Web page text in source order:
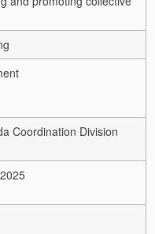
Coordination Division